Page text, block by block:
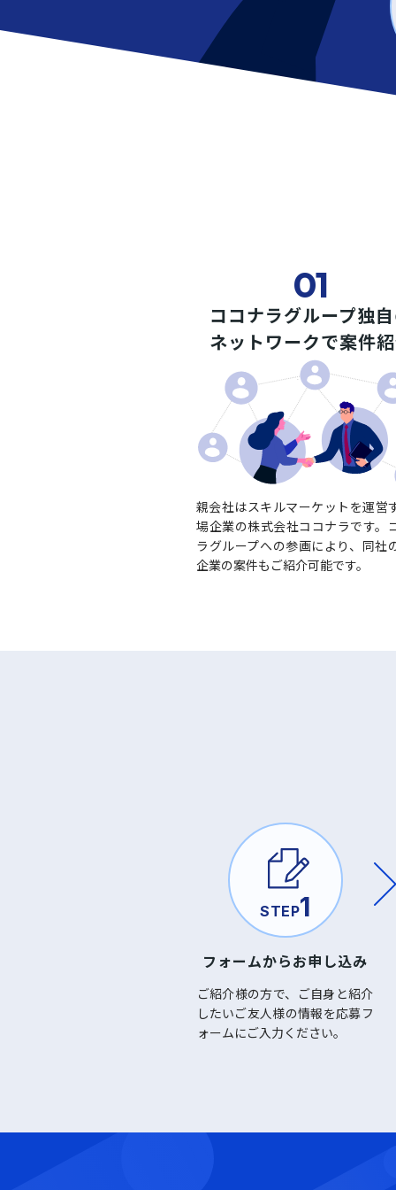
01
ココナラグループ独
ネットワークで案件
親会社はスキルマーケットを運営
場企業の株式会社ココナラです。
ラグループへの参画により、同社
企業の案件もご紹介可能です。
STEP1
フォームからお申し込み
ご紹介様の方で、ご自身と紹介
したいご友人様の情報を応募フ
ォームにご入力ください。